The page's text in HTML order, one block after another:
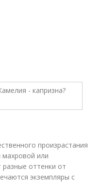
произрастания
или
оттенки от
экземпляры с